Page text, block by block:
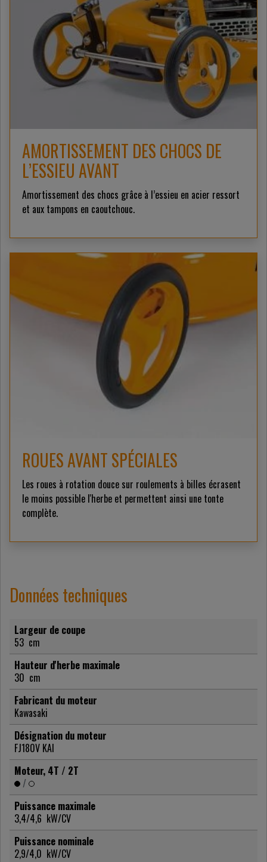
AMORTISSEMENT DES CHOCS DE
L’ESSIEU AVANT
Amortissement des chocs grâce à l’essieu en acier ressort
et aux tampons en caoutchouc.
ROUES AVANT SPÉCIALES
Les roues à rotation douce sur roulements à billes écrasent
le moins possible l'herbe et permettent ainsi une tonte
complète.
Données techniques
Largeur de coupe
53 cm
Hauteur d'herbe maximale
30 cm
Fabricant du moteur
Kawasaki
Désignation du moteur
FJ180V KAI
Moteur, 4T / 2T
/
Puissance maximale
3,4/4,6 kW/CV
Puissance nominale
2,9/4,0 kW/CV